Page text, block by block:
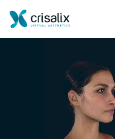
Bác sĩ phẫu thuật